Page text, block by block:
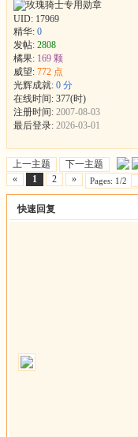
UID: 17969
精华: 0
发帖: 2808
橘果: 169 颗
威望: 772 点
光辉成就: 0 分
在线时间: 377(时)
注册时间: 2007-08-03
最后登录: 2026-03-01
上一主题
下一主题
«
1 2 » Pages: 1/2
快速回复